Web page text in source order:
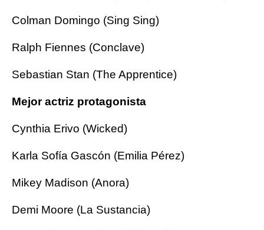
Colman Domingo (Sing Sing)
Ralph Fiennes (Conclave)
Sebastian Stan (The Apprentice)
Mejor actriz protagonista
Cynthia Erivo (Wicked)
Karla Sofía Gascón (Emilia Pérez)
Mikey Madison (Anora)
Demi Moore (La Sustancia)